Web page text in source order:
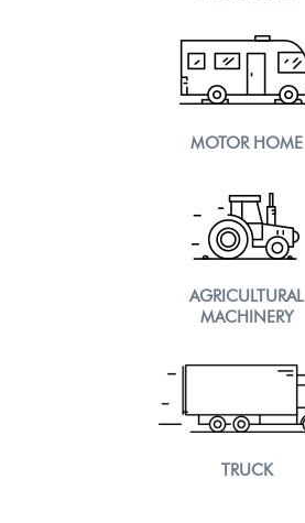
MOTOR HOME
AGRICULTURAL
MACHINERY
TRUCK